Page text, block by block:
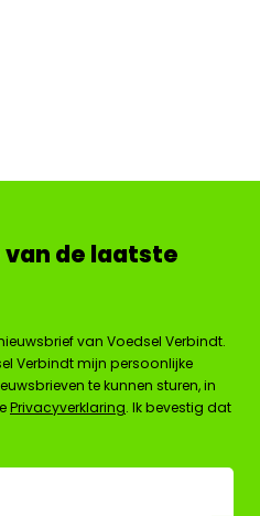
van de laatste
van Voedsel Verbindt.
Verbindt mijn persoonlijke
te kunnen sturen, in
Privacyverklaring. Ik bevestig dat